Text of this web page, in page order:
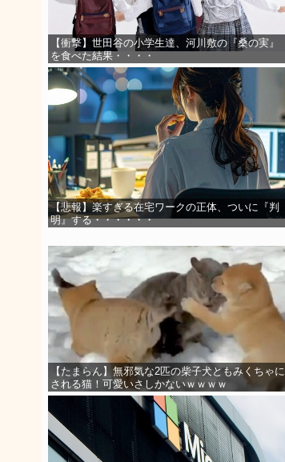
【衝撃】世田谷の小学生達、河川敷の『桑の実』
を食べた結果・・・・
【悲報】楽すぎる在宅ワークの正体、ついに『判
明』する・・・・・・
【たまらん】無邪気な2匹の柴子犬ともみくちゃに
される猫！可愛いさしかないｗｗｗｗ